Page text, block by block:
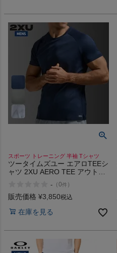
スタッフコーディネート
スタッフブログ
スポーツ トレーニング 半袖 Tシャツ
ツータイムズユー エアロTEEシ
ャツ 2XU AERO TEE アウトレ
- （0件 ）
販売価格 ¥3,850税込
在庫を見る